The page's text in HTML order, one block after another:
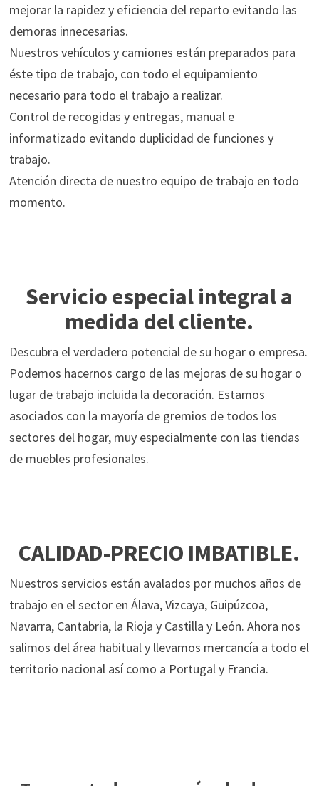
mejorar la rapidez y eficiencia del reparto evitando las
demoras innecesarias.
Nuestros vehículos y camiones están preparados para
éste tipo de trabajo, con todo el equipamiento
necesario para todo el trabajo a realizar.
Control de recogidas y entregas, manual e
informatizado evitando duplicidad de funciones y
trabajo.
Atención directa de nuestro equipo de trabajo en todo
momento.
Servicio especial integral a
medida del cliente.
Descubra el verdadero potencial de su hogar o empresa.
Podemos hacernos cargo de las mejoras de su hogar o
lugar de trabajo incluida la decoración. Estamos
asociados con la mayoría de gremios de todos los
sectores del hogar, muy especialmente con las tiendas
de muebles profesionales.
CALIDAD-PRECIO IMBATIBLE.
Nuestros servicios están avalados por muchos años de
trabajo en el sector en Álava, Vizcaya, Guipúzcoa,
Navarra, Cantabria, la Rioja y Castilla y León. Ahora nos
salimos del área habitual y llevamos mercancía a todo el
territorio nacional así como a Portugal y Francia.